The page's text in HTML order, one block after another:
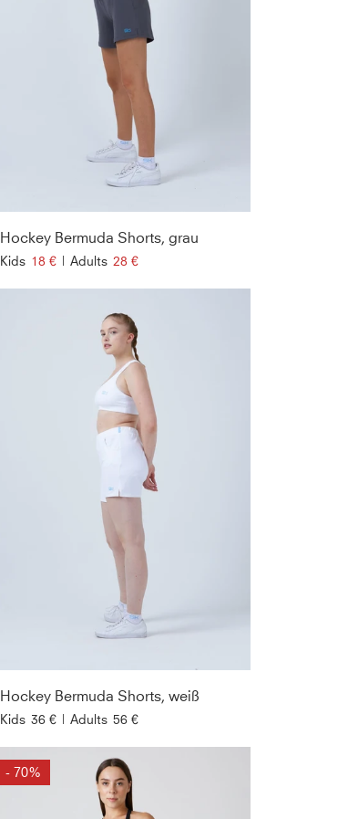
Hockey Bermuda Shorts, grau
Kids 18 € | Adults 28 €
Hockey Bermuda Shorts, weiß
Kids 36 € | Adults 56 €
- 70%